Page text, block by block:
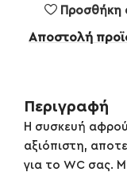
Προσθήκη
Αποστολή
Περιγραφή
Η συσκευή αφρού
αξιόπιστη,
για το WC σας.